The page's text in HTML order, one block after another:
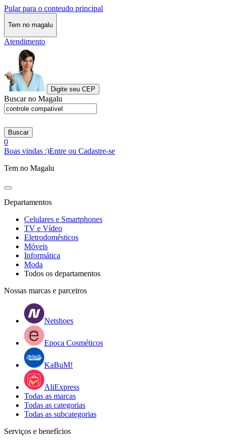
Pular para o conteudo principal
Tem no magalu
Atendimento
Digite seu CEP
Buscar no Magalu
Buscar
0
Boas vindas :)Entre ou Cadastre-se
Tem no Magalu
Departamentos
Celulares e Smartphones
TV e Vídeo
Eletrodomésticos
Móveis
Informática
Moda
Todos os departamentos
Nossas marcas e parceiros
Netshoes
Epoca Cosméticos
KaBuM!
AliExpress
Todas as marcas
Todas as categorias
Todas as subcategorias
Serviços e benefícios